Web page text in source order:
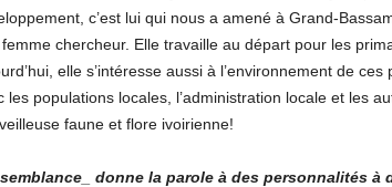
c’est lui qui nous a amené à Grand-
chercheur. Elle travaille au départ pour les
elle s’intéresse aussi à l’environnement de
les populations locales, l’administration locale et les
faune et flore ivoirienne!
donne la parole à des personnalités